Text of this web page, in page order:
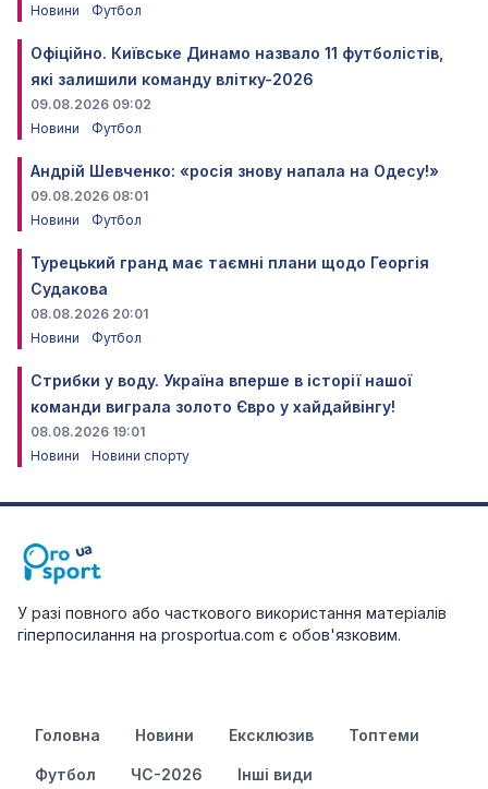
Новини
Футбол
Офіційно. Київське Динамо назвало 11 футболістів,
які залишили команду влітку-2026
09.08.2026 09:02
Новини
Футбол
Андрій Шевченко: «росія знову напала на Одесу!»
09.08.2026 08:01
Новини
Футбол
Турецький гранд має таємні плани щодо Георгія
Судакова
08.08.2026 20:01
Новини
Футбол
Стрибки у воду. Україна вперше в історії нашої
команди виграла золото Євро у хайдайвінгу!
08.08.2026 19:01
Новини
Новини спорту
У разі повного або часткового використання матеріалів
гіперпосилання на prosportua.com є обов'язковим.
Головна Новини Ексклюзив Топтеми
Футбол ЧС-2026 Інші види